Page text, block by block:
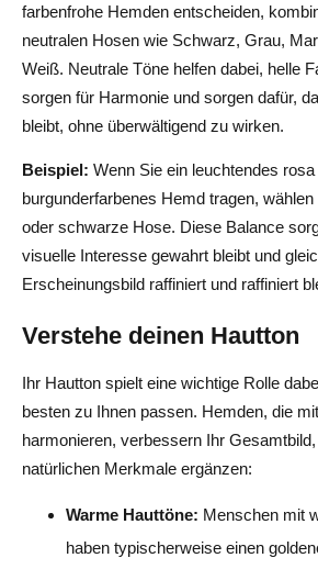
farbenfrohe Hemden entscheiden,
neutralen Hosen wie Schwarz, Grau,
Weiß. Neutrale Töne helfen dabei, helle
sorgen für Harmonie und sorgen dafür,
bleibt, ohne überwältigend zu wirken.
Beispiel: Wenn Sie ein leuchtendes
burgunderfarbenes Hemd tragen,
oder schwarze Hose. Diese Balance
visuelle Interesse gewahrt bleibt und
Erscheinungsbild raffiniert und raffiniert
Verstehe deinen Hautton
Ihr Hautton spielt eine wichtige Rolle
besten zu Ihnen passen. Hemden, die
harmonieren, verbessern Ihr
natürlichen Merkmale ergänzen:
Warme Hauttöne: Menschen mit
haben typischerweise einen